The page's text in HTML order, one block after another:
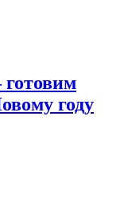
году